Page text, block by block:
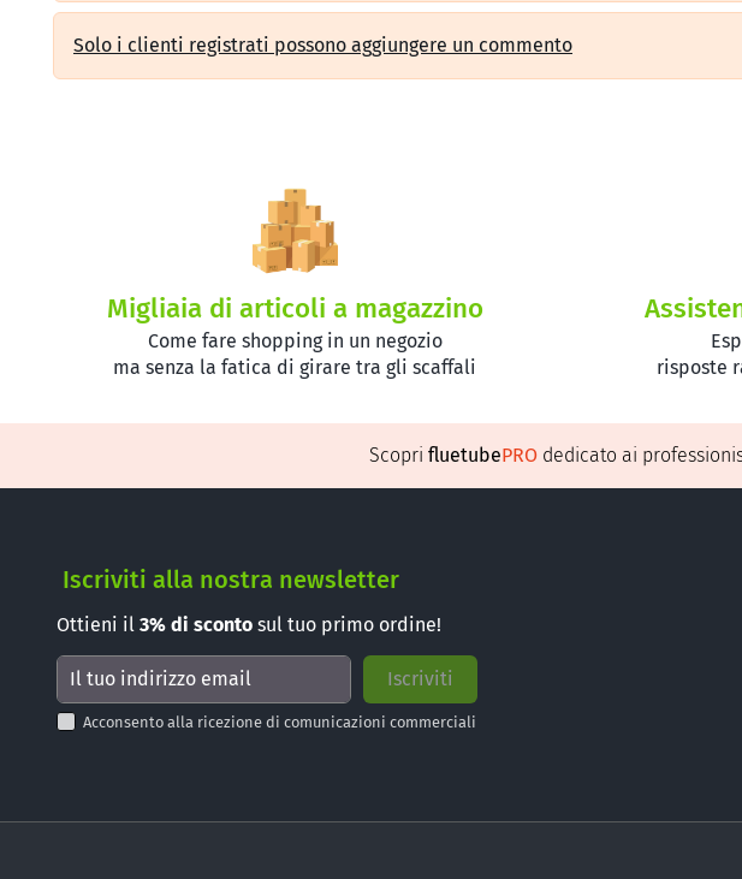
Solo i clienti registrati possono aggiungere un commento
Migliaia di articoli a magazzino
Come fare shopping in un negozio
ma senza la fatica di girare tra gli scaffali
risposte
Scopri fluetubePRO dedicato ai
Iscriviti alla nostra newsletter
Ottieni il 3% di sconto sul tuo primo ordine!
Acconsento alla ricezione di comunicazioni commerciali